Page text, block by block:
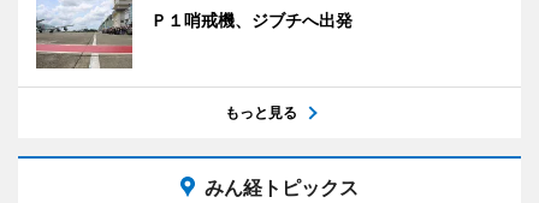
Ｐ１哨戒機、ジブチへ出発
もっと見る
みん経トピックス